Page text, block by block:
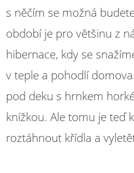
s něčím se možná
období je pro většinu z
hibernace, kdy se
v teple a pohodlí
pod deku s hrnkem
knížkou. Ale tomu je teď
roztáhnout křídla a